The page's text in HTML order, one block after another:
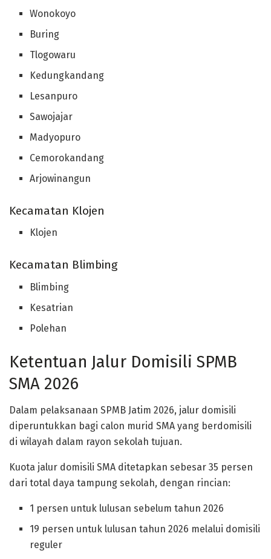
Wonokoyo
Buring
Tlogowaru
Kedungkandang
Lesanpuro
Sawojajar
Madyopuro
Cemorokandang
Arjowinangun
Kecamatan Klojen
Klojen
Kecamatan Blimbing
Blimbing
Kesatrian
Polehan
Ketentuan Jalur Domisili SPMB
SMA 2026
Dalam pelaksanaan SPMB Jatim 2026, jalur domisili
diperuntukkan bagi calon murid SMA yang berdomisili
di wilayah dalam rayon sekolah tujuan.
Kuota jalur domisili SMA ditetapkan sebesar 35 persen
dari total daya tampung sekolah, dengan rincian:
1 persen untuk lulusan sebelum tahun 2026
19 persen untuk lulusan tahun 2026 melalui domisili
reguler